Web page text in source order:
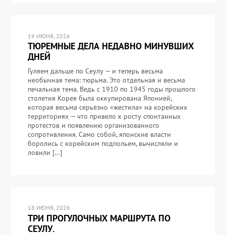
19 ИЮНЯ, 2026
ТЮРЕМНЫЕ ДЕЛА НЕДАВНО МИНУВШИХ
ДНЕЙ
Гуляем дальше по Сеулу — и теперь весьма
необычная тема: тюрьма. Это отдельная и весьма
печальная тема. Ведь с 1910 по 1945 годы прошлого
столетия Корея была оккупирована Японией,
которая весьма серьёзно «жестила» на корейских
территориях — что привело к росту спонтанных
протестов и появлению организованного
сопротивления. Само собой, японские власти
боролись с корейским подпольем, вычисляли и
ловили […]
18 ИЮНЯ, 2026
ТРИ ПРОГУЛОЧНЫХ МАРШРУТА ПО
СЕУЛУ.